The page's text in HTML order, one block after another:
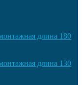
длина 180
длина 130